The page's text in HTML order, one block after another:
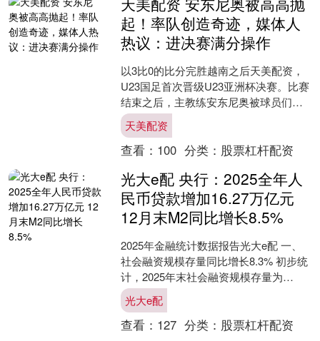
起！率队创造奇迹，媒体人
热议：进决赛满分操作
以3比0的比分完胜越南之后天美配资，
U23国足首次晋级U23亚洲杯决赛。比赛
结束之后，主教练安东尼奥被球员们高
高抛起。 首次出战半决赛，安东尼奥却
做出了大胆的决....
天美配资
查看： 100 分类： 股票杠杆配资
光大e配 央行：2025全年人
民币贷款增加16.27万亿元
12月末M2同比增长8.5%
2025年金融统计数据报告光大e配 一、
社会融资规模存量同比增长8.3% 初步统
计，2025年末社会融资规模存量为
442.12万亿元，同比增长8.3%。其中，
对....
光大e配
查看： 127 分类： 股票杠杆配资